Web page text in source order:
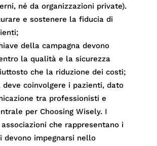
né da organizzazioni private).
e sostenere la fiducia di
della campagna devono
la qualità e la sicurezza
che la riduzione dei costi;
deve coinvolgere i pazienti, dato
tra professionisti e
per Choosing Wisely. I
che rappresentano i
devono impegnarsi nello